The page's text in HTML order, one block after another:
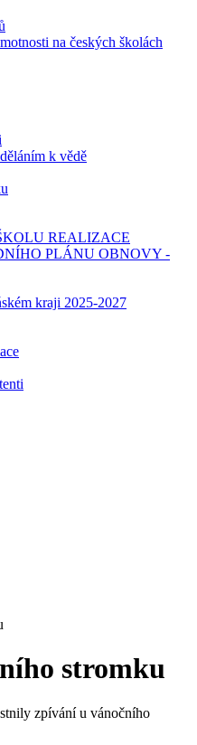
na českých školách
k vědě
REALIZACE
PLÁNU OBNOVY -
kraji 2025-2027
stromku
zpívání u vánočního